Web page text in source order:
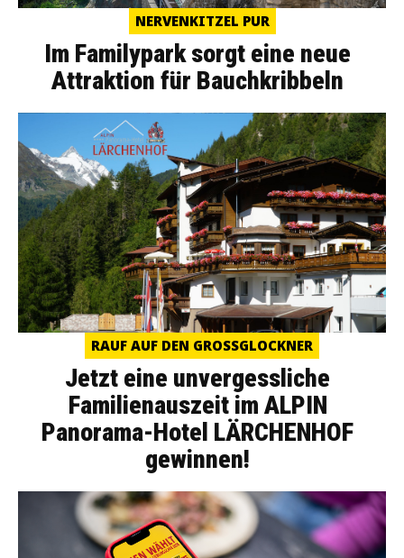
NERVENKITZEL PUR
Im Familypark sorgt eine neue
Attraktion für Bauchkribbeln
RAUF AUF DEN GROSSGLOCKNER
Jetzt eine unvergessliche
Familienauszeit im ALPIN
Panorama-Hotel LÄRCHENHOF
gewinnen!